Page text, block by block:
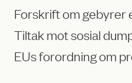
Forskrift om gebyrer
Tiltak mot sosial
EUs forordning om